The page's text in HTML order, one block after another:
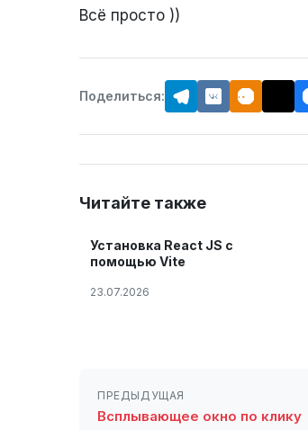
Всё просто ))
Поделиться:
Читайте также
Установка React JS с
помощью Vite
23.07.2026
ПРЕДЫДУЩАЯ
Всплывающее окно по клику